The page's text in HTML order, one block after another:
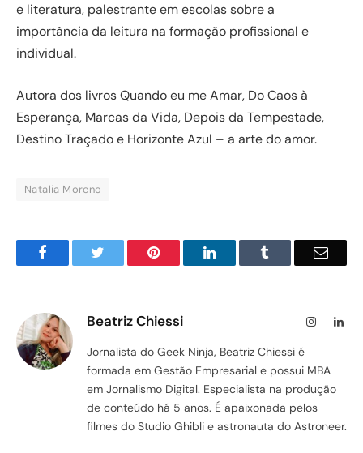
e literatura, palestrante em escolas sobre a
importância da leitura na formação profissional e
individual.
Autora dos livros Quando eu me Amar, Do Caos à
Esperança, Marcas da Vida, Depois da Tempestade,
Destino Traçado e Horizonte Azul – a arte do amor.
Natalia Moreno
Facebook Pinterest LinkedIn Email
Beatriz Chiessi Instagram
Jornalista do Geek Ninja, Beatriz Chiessi é
formada em Gestão Empresarial e possui MBA
em Jornalismo Digital. Especialista na produção
de conteúdo há 5 anos. É apaixonada pelos
filmes do Studio Ghibli e astronauta do Astroneer.